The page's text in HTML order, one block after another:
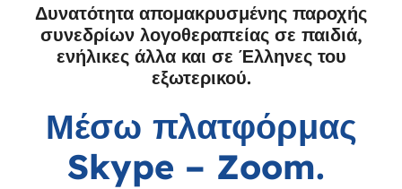
Δυνατότητα απομακρυσμένης παροχής
συνεδρίων λογοθεραπείας σε παιδιά,
ενήλικες άλλα και σε Έλληνες του
εξωτερικού.
Μέσω πλατφόρμας
Skype – Zoom.